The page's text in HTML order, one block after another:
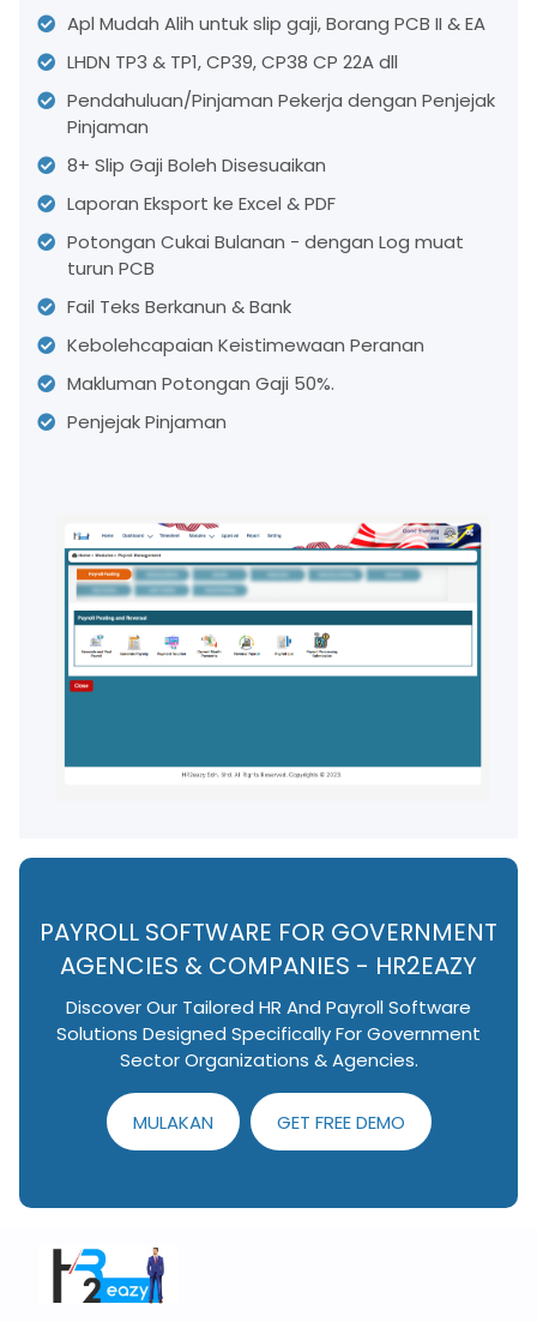
Apl Mudah Alih untuk slip gaji, Borang PCB II & EA
LHDN TP3 & TP1, CP39, CP38 CP 22A dll
Pendahuluan/Pinjaman Pekerja dengan Penjejak
Pinjaman
8+ Slip Gaji Boleh Disesuaikan
Laporan Eksport ke Excel & PDF
Potongan Cukai Bulanan - dengan Log muat
turun PCB
Fail Teks Berkanun & Bank
Kebolehcapaian Keistimewaan Peranan
Makluman Potongan Gaji 50%.
Penjejak Pinjaman
PAYROLL SOFTWARE FOR GOVERNMENT
AGENCIES & COMPANIES - HR2EAZY
Discover Our Tailored HR And Payroll Software
Solutions Designed Specifically For Government
Sector Organizations & Agencies.
MULAKAN GET FREE DEMO